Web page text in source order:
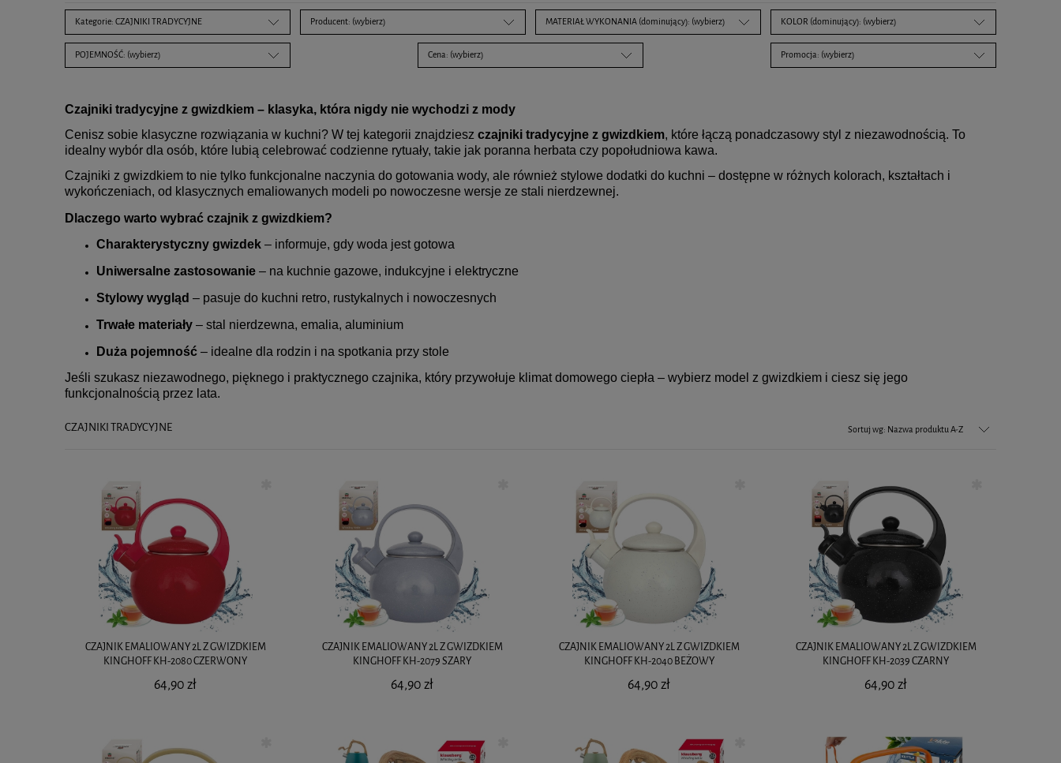
Kategorie: CZAJNIKI TRADYCYJNE Producent: (wybierz) MATERIAŁ WYKONANIA (dominujący): (wybierz) KOLOR (dominujący): (wybierz)
POJEMNOŚĆ: (wybierz) Cena: (wybierz) Promocja: (wybierz)
Czajniki tradycyjne z gwizdkiem – klasyka, która nigdy nie wychodzi z mody
Cenisz sobie klasyczne rozwiązania w kuchni? W tej kategorii znajdziesz czajniki tradycyjne z gwizdkiem, które łączą ponadczasowy styl z niezawodnością. To
idealny wybór dla osób, które lubią celebrować codzienne rytuały, takie jak poranna herbata czy popołudniowa kawa.
Czajniki z gwizdkiem to nie tylko funkcjonalne naczynia do gotowania wody, ale również stylowe dodatki do kuchni – dostępne w różnych kolorach, kształtach i
wykończeniach, od klasycznych emaliowanych modeli po nowoczesne wersje ze stali nierdzewnej.
Dlaczego warto wybrać czajnik z gwizdkiem?
Charakterystyczny gwizdek – informuje, gdy woda jest gotowa
Uniwersalne zastosowanie – na kuchnie gazowe, indukcyjne i elektryczne
Stylowy wygląd – pasuje do kuchni retro, rustykalnych i nowoczesnych
Trwałe materiały – stal nierdzewna, emalia, aluminium
Duża pojemność – idealne dla rodzin i na spotkania przy stole
Jeśli szukasz niezawodnego, pięknego i praktycznego czajnika, który przywołuje klimat domowego ciepła – wybierz model z gwizdkiem i ciesz się jego
funkcjonalnością przez lata.
CZAJNIKI TRADYCYJNE Sortuj wg: Nazwa produktu A-Z
CZAJNIK EMALIOWANY 2L Z GWIZDKIEM
KINGHOFF KH-2080 CZERWONY
64,90 zł
CZAJNIK EMALIOWANY 2L Z GWIZDKIEM
KINGHOFF KH-2079 SZARY
64,90 zł
CZAJNIK EMALIOWANY 2L Z GWIZDKIEM
KINGHOFF KH-2040 BEŻOWY
64,90 zł
CZAJNIK EMALIOWANY 2L Z GWIZDKIEM
KINGHOFF KH-2039 CZARNY
64,90 zł